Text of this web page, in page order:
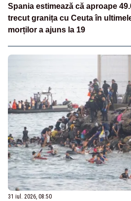
Spania estimează că aproape
trecut granița cu Ceuta în
morților a ajuns la 19
31 iul. 2026, 08:50